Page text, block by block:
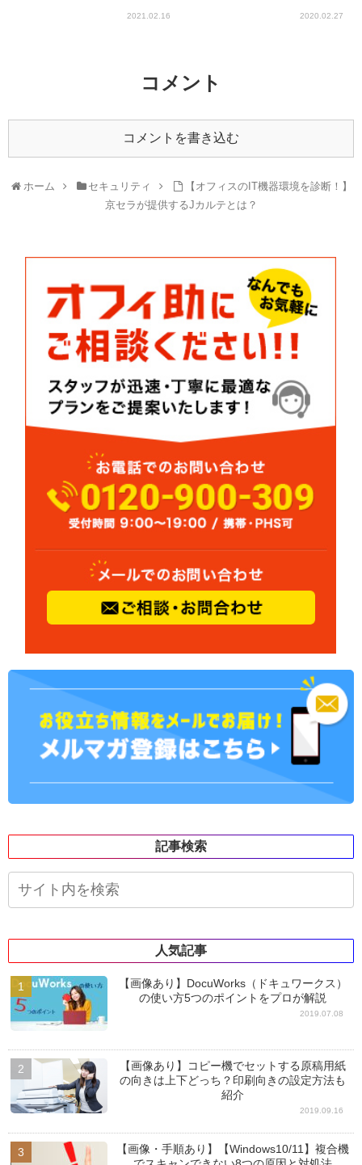
2021.02.16 2020.02.27
コメント
コメントを書き込む
ホーム セキュリティ
【オフィスのIT機器環境を診断！】
京セラが提供するJカルテとは？
記事検索
人気記事
【画像あり】DocuWorks（ドキュワークス）
の使い方5つのポイントをプロが解説
2019.07.08
【画像あり】コピー機でセットする原稿用紙
の向きは上下どっち？印刷向きの設定方法も
紹介
2019.09.16
【画像・手順あり】【Windows10/11】複合機